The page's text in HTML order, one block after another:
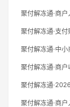
聚付解冻通·商
聚付解冻通·支
聚付解冻通·中
聚付解冻通·商
聚付解冻通
聚付解冻通·商